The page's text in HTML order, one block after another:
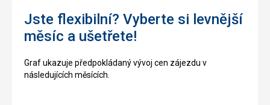
Jste flexibilní? Vyberte si levnější
měsíc a ušetřete!
Graf ukazuje předpokládaný vývoj cen zájezdu v
následujících měsících.